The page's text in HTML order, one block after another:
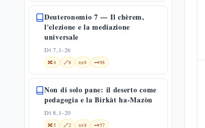
Deuteronomio 7 — Il chèrem,
l'elezione e la mediazione
universale
Dt 7,1-26
🔀4 🔗8 📜8 🗝️98
Non di solo pane: il deserto come
pedagogia e la Birkàt ha-Mazòn
Dt 8,1-20
🔀5 🔗2 📜8 🗝️57